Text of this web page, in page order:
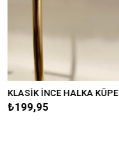
İNCE HALKA KÜPE 1,5cm